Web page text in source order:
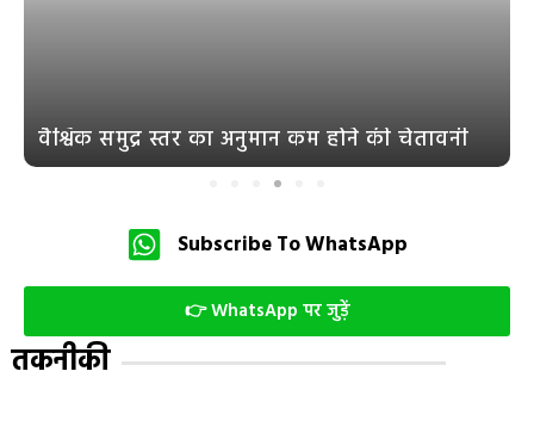
वैश्विक समुद्र स्तर का अनुमान कम होने की चेतावनी
Subscribe To WhatsApp
👉 WhatsApp पर जुड़ें
तकनीकी